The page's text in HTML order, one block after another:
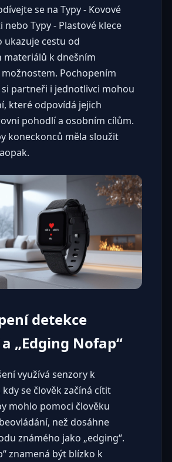
se na Typy - Kovové
nebo Typy - Plastové klece
ukazuje cestu od
materiálů k dnešním
Pochopením
partneři i jednotlivci mohou
které odpovídá jejich
pohodlí a osobním cílům.
koneckonců měla sloužit
detekce
„Edging Nofap“
využívá senzory k
se člověk začíná cítit
mohlo pomoci člověku
než dosáhne
známého jako „edging“.
znamená být blízko k